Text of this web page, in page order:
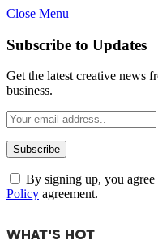
Close Menu
Subscribe to Updates
Get the latest creative news
business.
By signing up, you
Policy agreement.
WHAT'S HOT